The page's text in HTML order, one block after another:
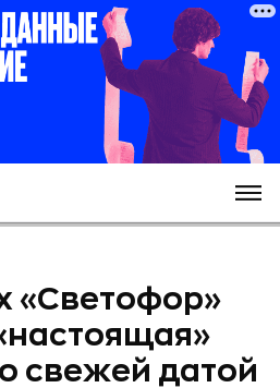
«Светофор»
свежей датой